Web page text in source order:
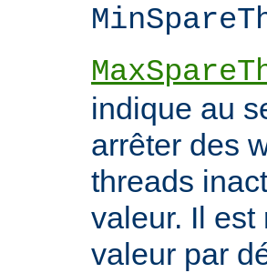
indique au
arrêter des
threads
valeur. Il est
valeur par